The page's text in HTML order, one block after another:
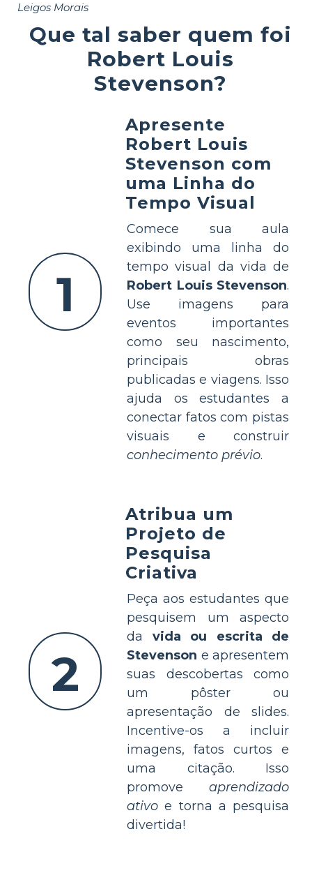
Leigos Morais
Que tal saber quem foi
Robert Louis
Stevenson?
1
Apresente
Robert Louis
Stevenson com
uma Linha do
Tempo Visual
Comece sua aula
exibindo uma linha do
tempo visual da vida de
Robert Louis Stevenson.
Use imagens para
eventos importantes
como seu nascimento,
principais obras
publicadas e viagens. Isso
ajuda os estudantes a
conectar fatos com pistas
visuais e construir
conhecimento prévio.
2
Atribua um
Projeto de
Pesquisa
Criativa
Peça aos estudantes que
pesquisem um aspecto
da vida ou escrita de
Stevenson e apresentem
suas descobertas como
um pôster ou
apresentação de slides.
Incentive-os a incluir
imagens, fatos curtos e
uma citação. Isso
promove aprendizado
ativo e torna a pesquisa
divertida!